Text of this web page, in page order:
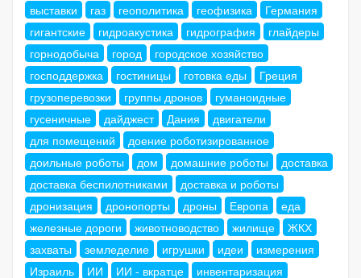
выставки
газ геополитика геофизика
Германия
гигантские
гидроакустика гидрография
глайдеры
горнодобыча
город
городское хозяйство
господдержка
гостиницы готовка еды
Греция
грузоперевозки
группы дронов
гуманоидные
гусеничные
дайджест Дания
двигатели
для помещений
доение роботизированное
доильные роботы
дом домашние роботы
доставка
доставка беспилотниками
доставка и роботы
дронизация
дронопорты дроны Европа
еда
железные дороги
животноводство жилище
ЖКХ
захваты
земледелие игрушки идеи
измерения
Израиль
ИИ ИИ - вкратце
инвентаризация